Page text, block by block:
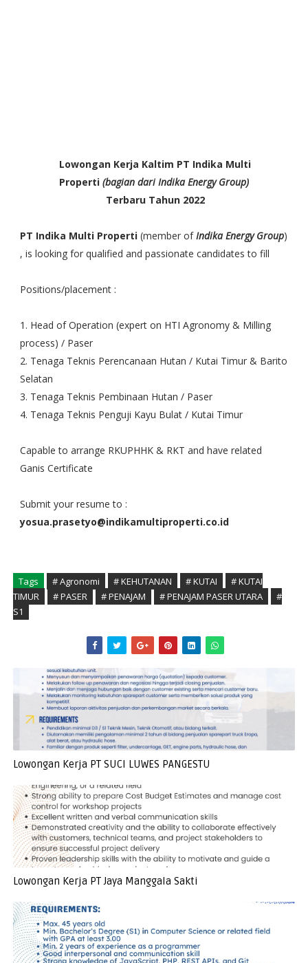
Lowongan Kerja Kaltim PT Indika Multi
Properti (bagian dari Indika Energy Group)
Terbaru Tahun 2022
PT Indika Multi Properti (member ofIndika Energy Group)
, is looking for qualified and passionate candidates to fill
Positions/placement :
1. Head of Operation (expert on HTI Agronomy & Milling
process) / Paser
2. Tenaga Teknis Perencanaan Hutan / Kutai Timur & Barito
Selatan
3. Tenaga Teknis Pembinaan Hutan / Paser
4. Tenaga Teknis Penguji Kayu Bulat / Kutai Timur
Capable to arrange RKUPHHK & RKT and have related
Ganis Certificate
Submit your resume to :
yosua.prasetyo@indikamultiproperti.co.id
Tags # Agronomi # KEHUTANAN # KUTAI
# KUTAI
TIMUR
# PASER # PENAJAM # PENAJAM PASER UTARA
#
S1
Lowongan Kerja PT SUCI LUWES PANGESTU
Lowongan Kerja PT Jaya Manggala Sakti